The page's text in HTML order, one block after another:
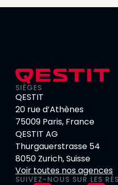
SIÈGES
QESTIT
20 rue d’Athènes
75009 Paris, France
QESTIT AG
Thurgauerstrasse 54
8050 Zurich, Suisse
Voir toutes nos agences
SUIVEZ-NOUS SUR LES